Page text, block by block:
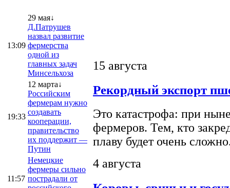
13:09
29 мая↓
Д.Патрушев
назвал развитие
фермерства
одной из
главных задач
Минсельхоза
19:33
12 марта↓
Российским
фермерам нужно
создавать
кооперации,
правительство
их поддержит —
Путин
11:57
Немецкие
фермеры сильно
пострадали от
15 августа
Рекордный экспорт
Это катастрофа: при
фермеров. Тем, кто
плаву будет очень
4 августа